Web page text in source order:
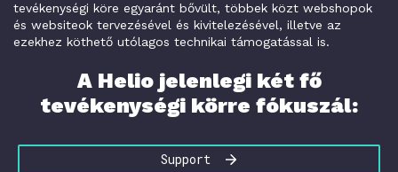
tevékenységi köre egyaránt bővült, többek közt webshopok
és websiteok tervezésével és kivitelezésével, illetve az
ezekhez köthető utólagos technikai támogatással is.
A Helio jelenlegi két fő
tevékenységi körre fókuszál:
Support